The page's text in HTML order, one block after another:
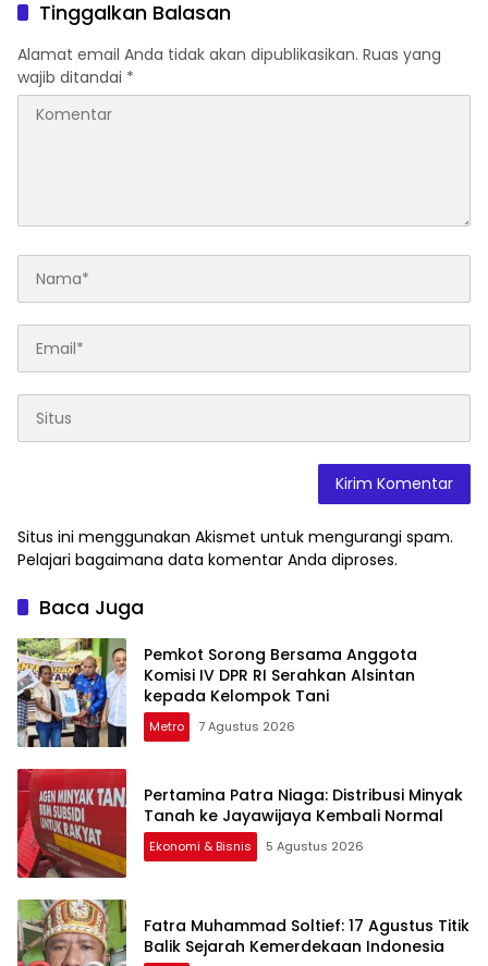
Tinggalkan Balasan
Alamat email Anda tidak akan dipublikasikan. Ruas yang
wajib ditandai *
Situs ini menggunakan Akismet untuk mengurangi spam.
Pelajari bagaimana data komentar Anda diproses.
Baca Juga
Pemkot Sorong Bersama Anggota
Komisi IV DPR RI Serahkan Alsintan
kepada Kelompok Tani
Metro 7 Agustus 2026
Pertamina Patra Niaga: Distribusi Minyak
Tanah ke Jayawijaya Kembali Normal
Ekonomi & Bisnis 5 Agustus 2026
Fatra Muhammad Soltief: 17 Agustus Titik
Balik Sejarah Kemerdekaan Indonesia